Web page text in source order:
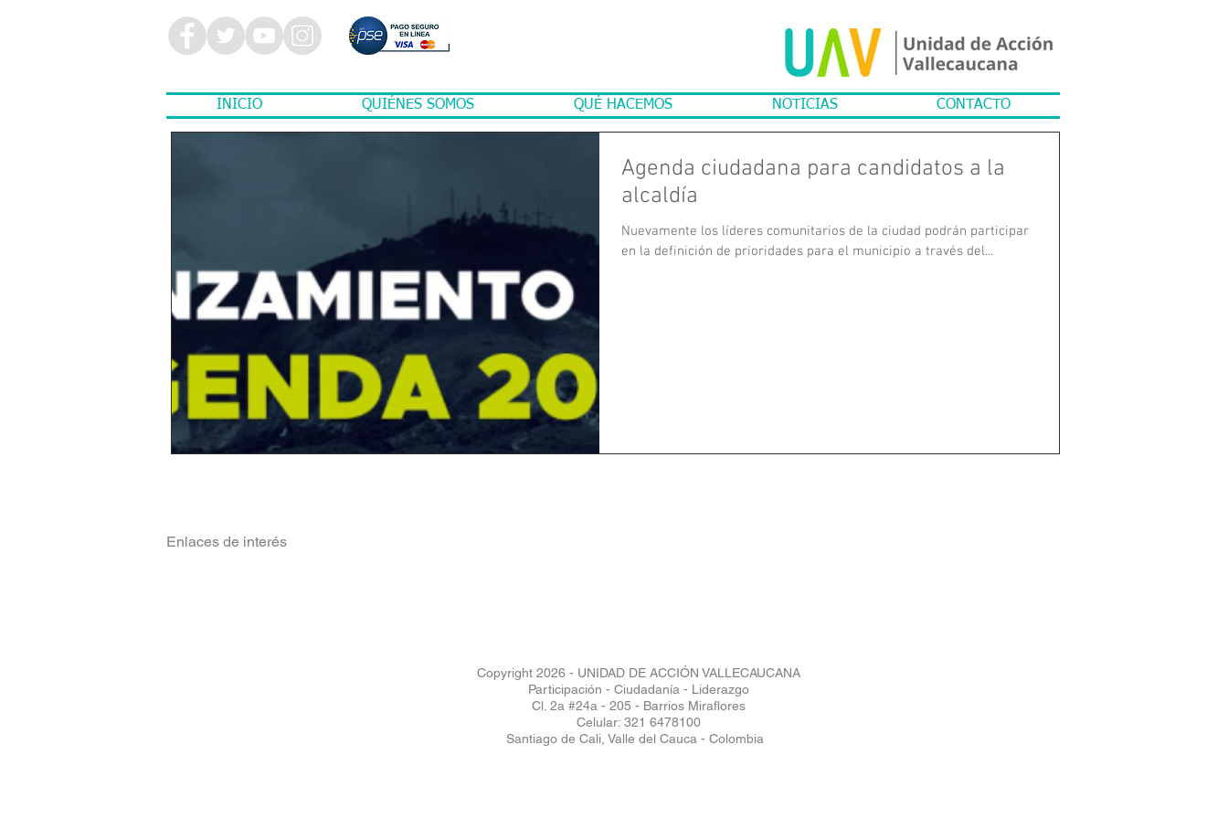
INICIO QUIÉNES SOMOS QUÉ HACEMOS NOTICIAS CONTACTO
Agenda ciudadana para candidatos a la
alcaldía
Nuevamente los líderes comunitarios de la ciudad podrán participar
en la definición de prioridades para el municipio a través del...
Enlaces de interés
Copyright 2026 - UNIDAD DE ACCIÓN VALLECAUCANA
Participación - Ciudadanía - Liderazgo
Cl. 2a #24a - 205 - Barrios Miraflores
Celular: 321 6478100
Santiago de Cali, Valle del Cauca - Colombia